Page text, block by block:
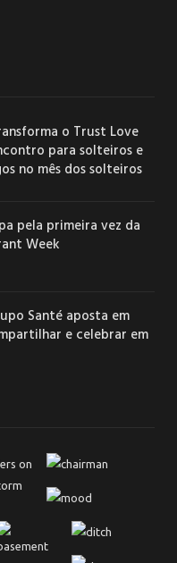
o Trust Love
para solteiros e
no mês dos solteiros
pela primeira vez da
Week
Santé aposta em
e celebrar em